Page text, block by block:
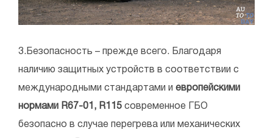
3.Безопасность – прежде всего. Благодаря
наличию защитных устройств в соответствии с
международными стандартами и европейскими
нормами R67-01, R115 современное ГБО
безопасно в случае перегрева или механических